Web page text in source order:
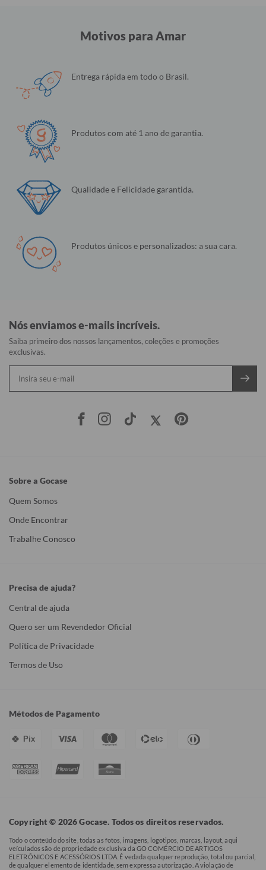
Motivos para Amar
Entrega rápida em todo o Brasil.
Produtos com até 1 ano de garantia.
Qualidade e Felicidade garantida.
Produtos únicos e personalizados: a sua cara.
Nós enviamos e-mails incríveis.
Saiba primeiro dos nossos lançamentos, coleções e promoções
exclusivas.
Sobre a Gocase
Quem Somos
Onde Encontrar
Trabalhe Conosco
Precisa de ajuda?
Central de ajuda
Quero ser um Revendedor Oficial
Política de Privacidade
Termos de Uso
Métodos de Pagamento
Pix
Copyright © 2026 Gocase. Todos os direitos reservados.
Todo o conteúdo do site, todas as fotos, imagens, logotipos, marcas, layout, aqui
veículados são de propriedade exclusiva da GO COMÉRCIO DE ARTIGOS
ELETRÔNICOS E ACESSÓRIOS LTDA. É vedada qualquer reprodução, total ou parcial,
de qualquer elemento de identidade, sem expressa autorização. A violação de